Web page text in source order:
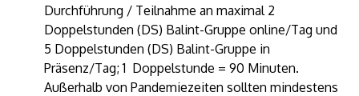
Durchführung / Teilnahme an maximal 2
Doppelstunden (DS) Balint-Gruppe online/Tag und
5 Doppelstunden (DS) Balint-Gruppe in
Präsenz/Tag; 1 Doppelstunde = 90 Minuten.
Außerhalb von Pandemiezeiten sollten mindestens